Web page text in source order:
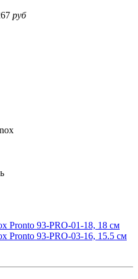
руб
Pronto 93-PRO-01-18, 18 см
Pronto 93-PRO-03-16, 15.5 см